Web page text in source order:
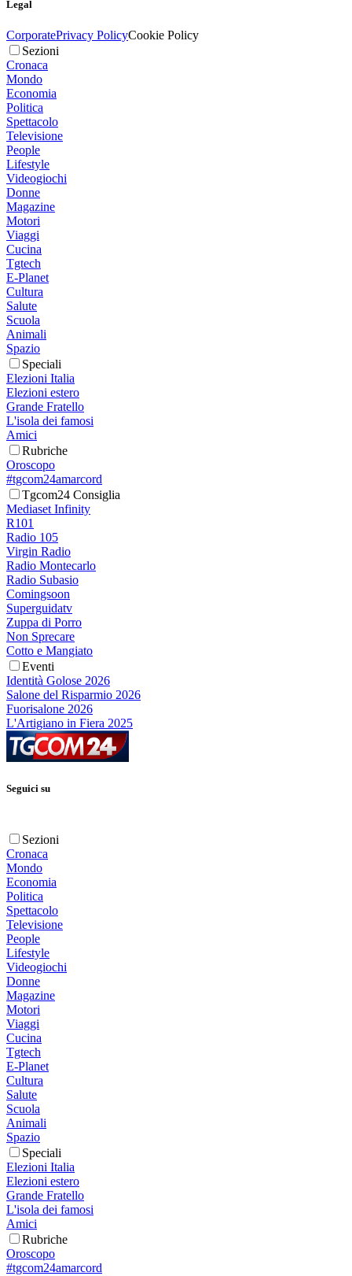
Legal
CorporatePrivacy PolicyCookie Policy
Sezioni
Cronaca
Mondo
Economia
Politica
Spettacolo
Televisione
People
Lifestyle
Videogiochi
Donne
Magazine
Motori
Viaggi
Cucina
Tgtech
E-Planet
Cultura
Salute
Scuola
Animali
Spazio
Speciali
Elezioni Italia
Elezioni estero
Grande Fratello
L'isola dei famosi
Amici
Rubriche
Oroscopo
#tgcom24amarcord
Tgcom24 Consiglia
Mediaset Infinity
R101
Radio 105
Virgin Radio
Radio Montecarlo
Radio Subasio
Comingsoon
Superguidatv
Zuppa di Porro
Non Sprecare
Cotto e Mangiato
Eventi
Identità Golose 2026
Salone del Risparmio 2026
Fuorisalone 2026
L'Artigiano in Fiera 2025
Seguici su
Sezioni
Cronaca
Mondo
Economia
Politica
Spettacolo
Televisione
People
Lifestyle
Videogiochi
Donne
Magazine
Motori
Viaggi
Cucina
Tgtech
E-Planet
Cultura
Salute
Scuola
Animali
Spazio
Speciali
Elezioni Italia
Elezioni estero
Grande Fratello
L'isola dei famosi
Amici
Rubriche
Oroscopo
#tgcom24amarcord